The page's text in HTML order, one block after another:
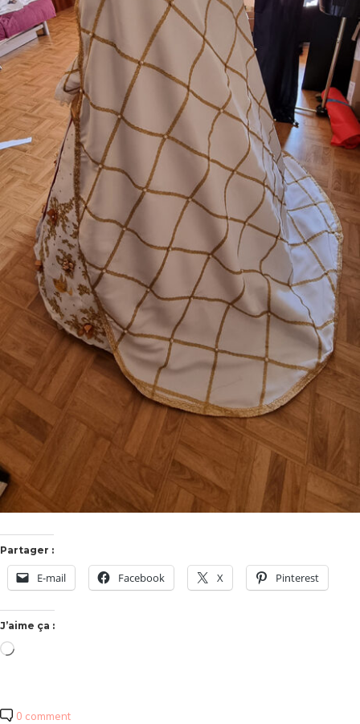
Partager :
E-mail Facebook X Pinterest
J’aime ça :
Chargement…
0 comment